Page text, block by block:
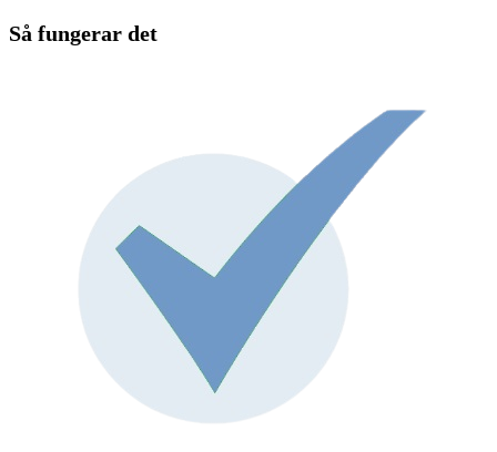
Så fungerar det